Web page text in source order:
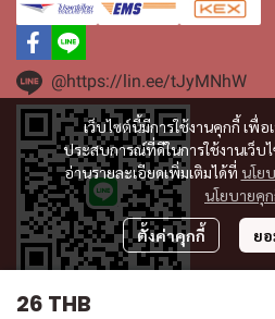
26 THB
เว็บไซต์นี้มีการใช้งานคุกกี้ เพื่
ประสบการณ์ที่ดีในการใช้งานเว็บ
อ่านรายละเอียดเพิ่มเติมได้ที่ นโย
นโยบายคุ
ตั้งค่าคุกกี้ ย
@https://lin.ee/tJyMNhW